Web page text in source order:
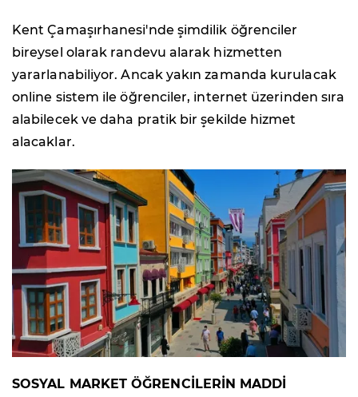
Kent Çamaşırhanesi'nde şimdilik öğrenciler
bireysel olarak randevu alarak hizmetten
yararlanabiliyor. Ancak yakın zamanda kurulacak
online sistem ile öğrenciler, internet üzerinden sıra
alabilecek ve daha pratik bir şekilde hizmet
alacaklar.
SOSYAL MARKET ÖĞRENCİLERİN MADDİ